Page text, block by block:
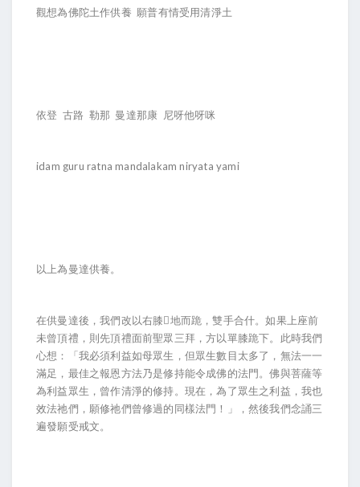
觀想為佛陀土作供養 願普有情受用清淨土
依登 古路 勒那 曼達那康 尼呀他呀咪
idam guru ratna mandalakam niryata yami
以上為曼達供養。
在供曼達後，我們改以右膝地而跪，雙手合什。如果上座前
未曾頂禮，則先頂禮面前聖眾三拜，方以單膝跪下。此時我們
心想：「我必須利益如母眾生，但眾生數目太多了，無法一一
滿足，最佳之報恩方法乃是修持能令成佛的法門。佛與菩薩等
為利益眾生，曾作清淨的修持。現在，為了眾生之利益，我也
效法祂們，願修祂們曾修過的同樣法門！」，然後我們念誦三
遍發願受戒文。